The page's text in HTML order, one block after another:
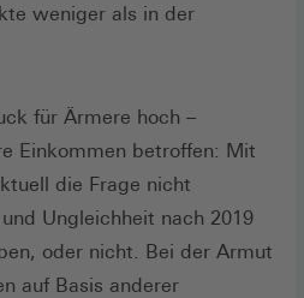
weniger als in der
für Ärmere hoch –
Einkommen betroffen: Mit
die Frage nicht
Ungleichheit nach 2019
oder nicht. Bei der Armut
auf Basis anderer